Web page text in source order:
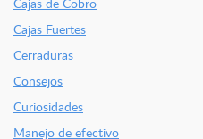
Cajas Fuertes
Cerraduras
Consejos
Curiosidades
Manejo de efectivo